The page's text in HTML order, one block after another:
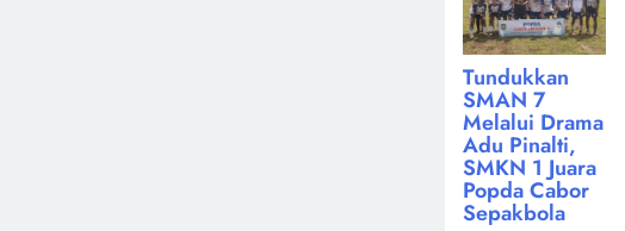
Tundukkan
SMAN 7
Melalui Drama
Adu Pinalti,
SMKN 1 Juara
Popda Cabor
Sepakbola